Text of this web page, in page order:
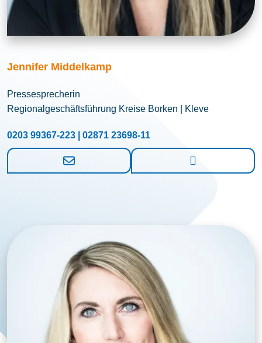
Jennifer Middelkamp
Pressesprecherin
Regionalgeschäftsführung Kreise Borken | Kleve
0203 99367-223 | 02871 23698-11